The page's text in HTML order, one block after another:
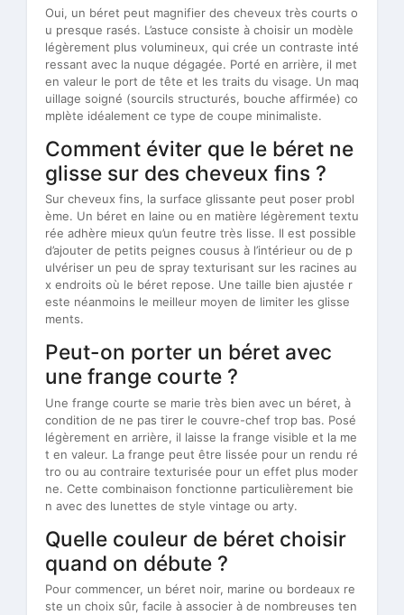
Oui, un béret peut magnifier des cheveux très courts o
u presque rasés. L’astuce consiste à choisir un modèle
légèrement plus volumineux, qui crée un contraste inté
ressant avec la nuque dégagée. Porté en arrière, il met
en valeur le port de tête et les traits du visage. Un maq
uillage soigné (sourcils structurés, bouche affirmée) co
mplète idéalement ce type de coupe minimaliste.
Comment éviter que le béret ne
glisse sur des cheveux fins ?
Sur cheveux fins, la surface glissante peut poser probl
ème. Un béret en laine ou en matière légèrement textu
rée adhère mieux qu’un feutre très lisse. Il est possible
d’ajouter de petits peignes cousus à l’intérieur ou de p
ulvériser un peu de spray texturisant sur les racines au
x endroits où le béret repose. Une taille bien ajustée r
este néanmoins le meilleur moyen de limiter les glisse
ments.
Peut-on porter un béret avec
une frange courte ?
Une frange courte se marie très bien avec un béret, à
condition de ne pas tirer le couvre-chef trop bas. Posé
légèrement en arrière, il laisse la frange visible et la me
t en valeur. La frange peut être lissée pour un rendu ré
tro ou au contraire texturisée pour un effet plus moder
ne. Cette combinaison fonctionne particulièrement bie
n avec des lunettes de style vintage ou arty.
Quelle couleur de béret choisir
quand on débute ?
Pour commencer, un béret noir, marine ou bordeaux re
ste un choix sûr, facile à associer à de nombreuses ten